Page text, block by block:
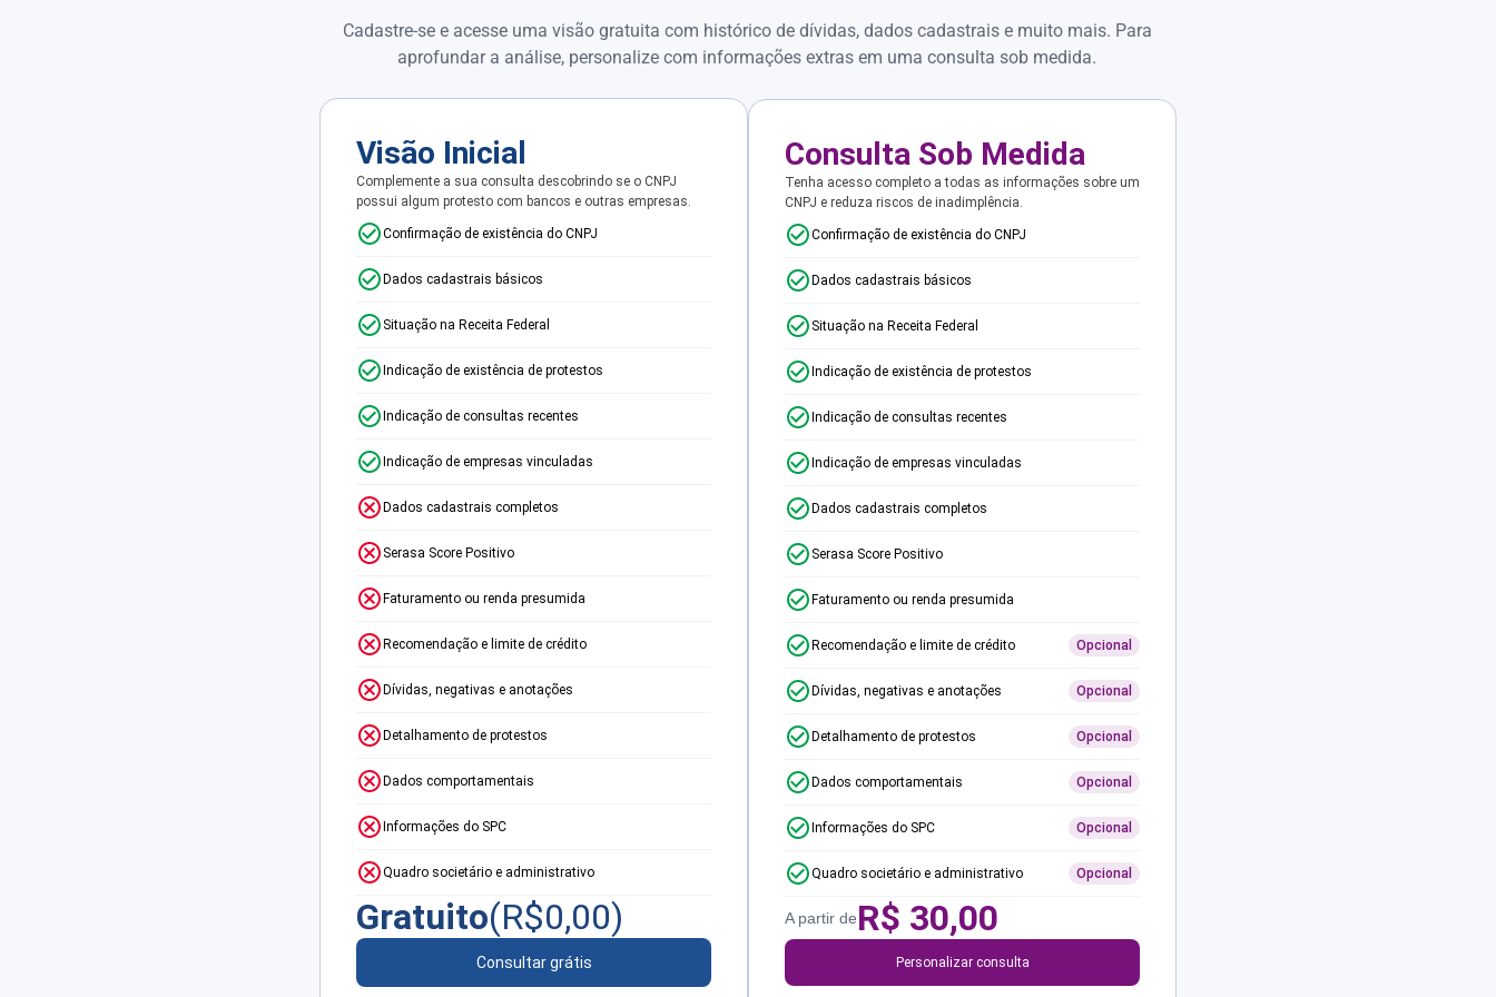
Cadastre-se e acesse uma visão gratuita com histórico de dívidas, dados cadastrais e muito mais. Para
aprofundar a análise, personalize com informações extras em uma consulta sob medida.
Visão Inicial
Complemente a sua consulta descobrindo se o CNPJ
possui algum protesto com bancos e outras empresas.
Confirmação de existência do CNPJ
Dados cadastrais básicos
Situação na Receita Federal
Indicação de existência de protestos
Indicação de consultas recentes
Indicação de empresas vinculadas
Dados cadastrais completos
Serasa Score Positivo
Faturamento ou renda presumida
Recomendação e limite de crédito
Dívidas, negativas e anotações
Detalhamento de protestos
Dados comportamentais
Informações do SPC
Quadro societário e administrativo
Gratuito(R$0,00)
Consultar grátis
Consulta Sob Medida
Tenha acesso completo a todas as informações sobre um
CNPJ e reduza riscos de inadimplência.
Confirmação de existência do CNPJ
Dados cadastrais básicos
Situação na Receita Federal
Indicação de existência de protestos
Indicação de consultas recentes
Indicação de empresas vinculadas
Dados cadastrais completos
Serasa Score Positivo
Faturamento ou renda presumida
Recomendação e limite de crédito Opcional
Dívidas, negativas e anotações Opcional
Detalhamento de protestos Opcional
Dados comportamentais Opcional
Informações do SPC Opcional
Quadro societário e administrativo Opcional
A partir deR$ 30,00
Personalizar consulta